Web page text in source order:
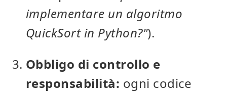
implementare un algoritmo
QuickSort in Python?").
Obbligo di controllo e
responsabilità: ogni codice